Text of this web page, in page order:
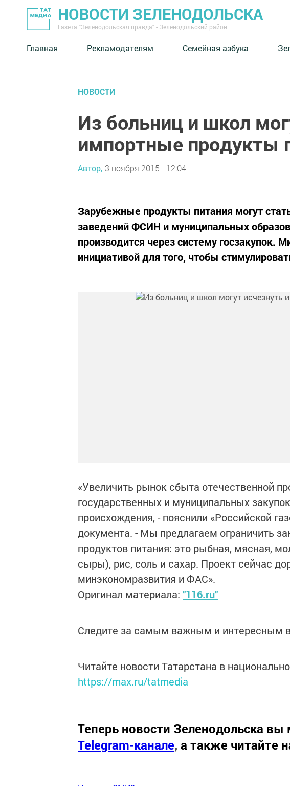
НОВОСТИ ЗЕЛЕНОДОЛЬСКА
Газета "Зеленодольская правда" - Зеленодольский район
Главная Рекламодателям Семейная азбука
НОВОСТИ
Из больниц и школ
импортные продукты
Автор, 3 ноября 2015 - 12:04
Зарубежные продукты питания могут
заведений ФСИН и муниципальных
производится через систему госзакупок.
инициативой для того, чтобы
«Увеличить рынок сбыта отечественной
государственных и муниципальных
происхождения, - пояснили «Российской
документа. - Мы предлагаем ограничить
продуктов питания: это рыбная, мясная,
сыры), рис, соль и сахар. Проект сейчас
минэкономразвития и ФАС».
Оригинал материала: "116.ru"
Следите за самым важным и интересным
Читайте новости Татарстана в
https://max.ru/tatmedia
Теперь новости Зеленодольска
Telegram-канале, а также читайте